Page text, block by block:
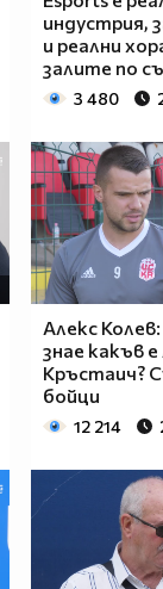
индустрия,
и реални
залите по
3 480
Алекс
знае какъв
Кръстаич?
бойци
12 214